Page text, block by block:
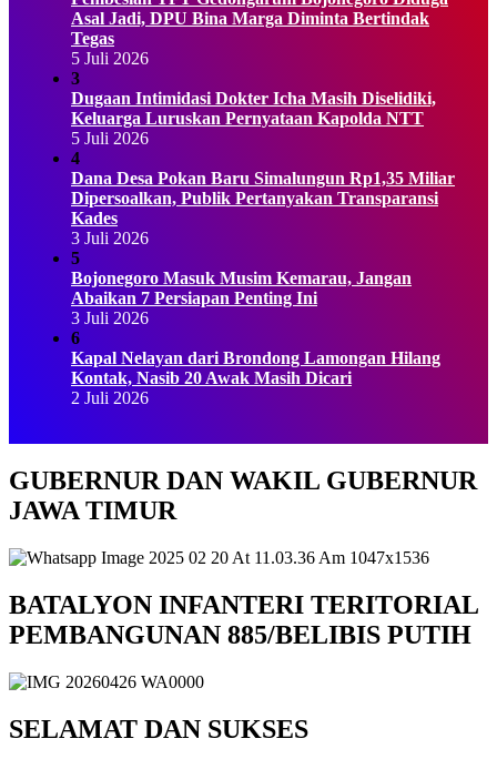
Asal Jadi, DPU Bina Marga Diminta Bertindak
Tegas
5 Juli 2026
3
Dugaan Intimidasi Dokter Icha Masih Diselidiki,
Keluarga Luruskan Pernyataan Kapolda NTT
5 Juli 2026
4
Dana Desa Pokan Baru Simalungun Rp1,35 Miliar
Dipersoalkan, Publik Pertanyakan Transparansi
Kades
3 Juli 2026
5
Bojonegoro Masuk Musim Kemarau, Jangan
Abaikan 7 Persiapan Penting Ini
3 Juli 2026
6
Kapal Nelayan dari Brondong Lamongan Hilang
Kontak, Nasib 20 Awak Masih Dicari
2 Juli 2026
GUBERNUR DAN WAKIL GUBERNUR
JAWA TIMUR
BATALYON INFANTERI TERITORIAL
PEMBANGUNAN 885/BELIBIS PUTIH
SELAMAT DAN SUKSES